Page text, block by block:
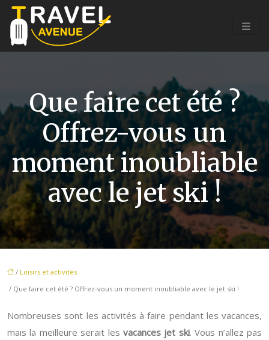
Que faire cet été ?
Offrez-vous un
moment inoubliable
avec le jet ski !
/ Loisirs et activités
/ Que faire cet été ? Offrez-vous un moment inoubliable avec le jet ski !
Nombreuses sont les activités à faire pendant les vacances,
mais la meilleure serait les vacances jet ski. Vous n’allez pas